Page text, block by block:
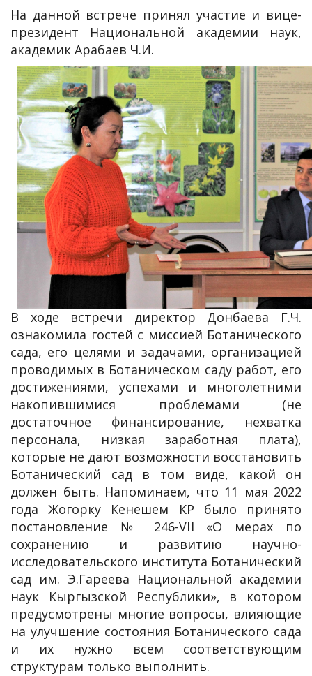
На данной встрече принял участие и вице-
президент Национальной академии наук,
академик Арабаев Ч.И.
В ходе встречи директор Донбаева Г.Ч.
ознакомила гостей с миссией Ботанического
сада, его целями и задачами, организацией
проводимых в Ботаническом саду работ, его
достижениями, успехами и многолетними
накопившимися проблемами (не
достаточное финансирование, нехватка
персонала, низкая заработная плата),
которые не дают возможности восстановить
Ботанический сад в том виде, какой он
должен быть. Напоминаем, что 11 мая 2022
года Жогорку Кенешем КР было принято
постановление № 246-VII «О мерах по
сохранению и развитию научно-
исследовательского института Ботанический
сад им. Э.Гареева Национальной академии
наук Кыргызской Республики», в котором
предусмотрены многие вопросы, влияющие
на улучшение состояния Ботанического сада
и их нужно всем соответствующим
структурам только выполнить.